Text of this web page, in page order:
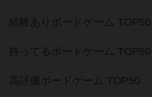
経験ありボードゲーム TOP50
持ってるボードゲーム TOP50
高評価ボードゲーム TOP50